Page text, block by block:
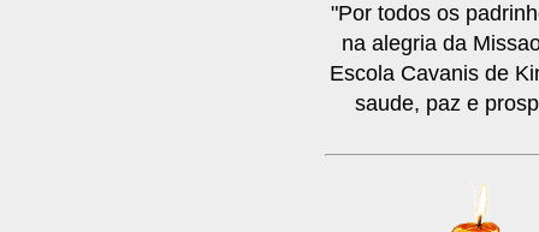
"Por todos os
na alegria da
Escola Cavanis de
saude, paz e